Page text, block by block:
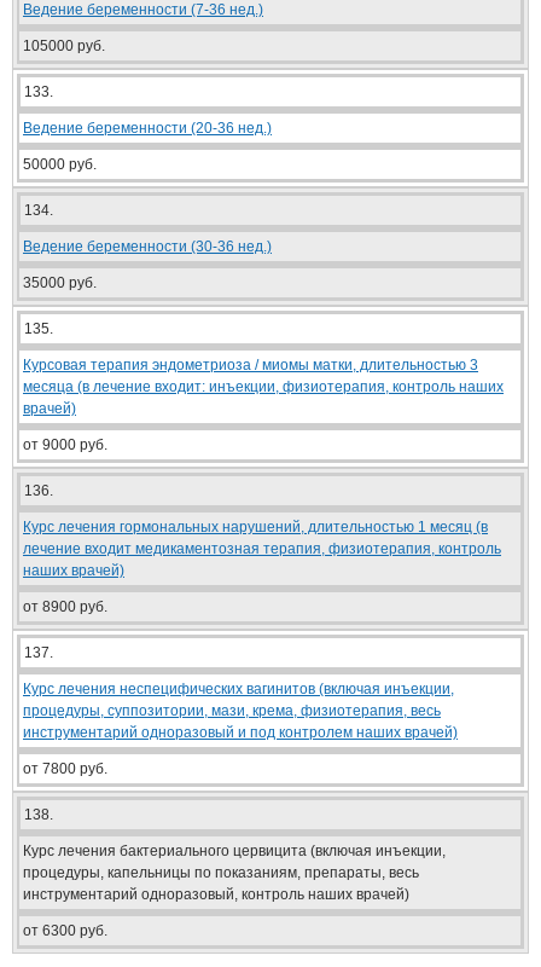
Ведение беременности (7-36 нед.)
105000 руб.
133.
Ведение беременности (20-36 нед.)
50000 руб.
134.
Ведение беременности (30-36 нед.)
35000 руб.
135.
Курсовая терапия эндометриоза / миомы матки, длительностью 3
месяца (в лечение входит: инъекции, физиотерапия, контроль наших
врачей)
от 9000 руб.
136.
Курс лечения гормональных нарушений, длительностью 1 месяц (в
лечение входит медикаментозная терапия, физиотерапия, контроль
наших врачей)
от 8900 руб.
137.
Курс лечения неспецифических вагинитов (включая инъекции,
процедуры, суппозитории, мази, крема, физиотерапия, весь
инструментарий одноразовый и под контролем наших врачей)
от 7800 руб.
138.
Курс лечения бактериального цервицита (включая инъекции,
процедуры, капельницы по показаниям, препараты, весь
инструментарий одноразовый, контроль наших врачей)
от 6300 руб.